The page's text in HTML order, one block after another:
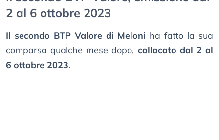
2 al 6 ottobre 2023
Il secondo BTP Valore di Meloni ha fatto la sua
comparsa qualche mese dopo, collocato dal 2 al
6 ottobre 2023.